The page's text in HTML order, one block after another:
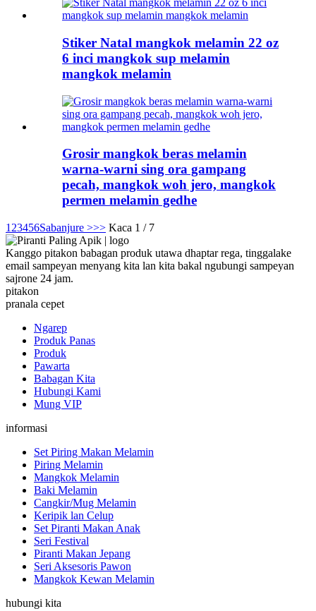
Stiker Natal mangkok melamin 22 oz
6 inci mangkok sup melamin
mangkok melamin
Grosir mangkok beras melamin
warna-warni sing ora gampang
pecah, mangkok woh jero, mangkok
permen melamin gedhe
1 23456Sabanjure >>> Kaca 1 / 7
Kanggo pitakon babagan produk utawa dhaptar rega, tinggalake
email sampeyan menyang kita lan kita bakal ngubungi sampeyan
sajrone 24 jam.
pitakon
pranala cepet
Ngarep
Produk Panas
Produk
Pawarta
Babagan Kita
Hubungi Kami
Mung VIP
informasi
Set Piring Makan Melamin
Piring Melamin
Mangkok Melamin
Baki Melamin
Cangkir/Mug Melamin
Keripik lan Celup
Set Piranti Makan Anak
Seri Festival
Piranti Makan Jepang
Seri Aksesoris Pawon
Mangkok Kewan Melamin
hubungi kita